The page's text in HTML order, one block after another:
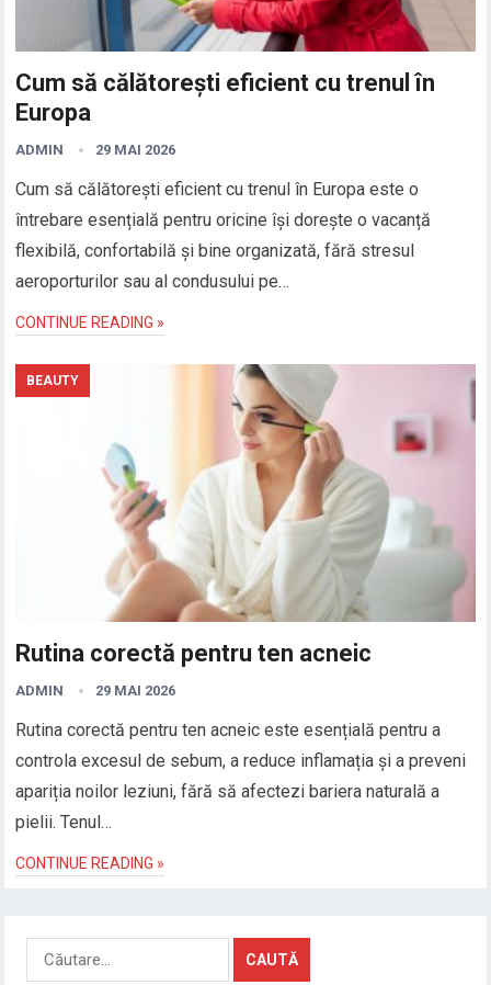
Cum să călătorești eficient cu trenul în
Europa
ADMIN 29 MAI 2026
Cum să călătorești eficient cu trenul în Europa este o
întrebare esențială pentru oricine își dorește o vacanță
flexibilă, confortabilă și bine organizată, fără stresul
aeroporturilor sau al condusului pe…
CONTINUE READING »
BEAUTY
Rutina corectă pentru ten acneic
ADMIN 29 MAI 2026
Rutina corectă pentru ten acneic este esențială pentru a
controla excesul de sebum, a reduce inflamația și a preveni
apariția noilor leziuni, fără să afectezi bariera naturală a
pielii. Tenul…
CONTINUE READING »
după: